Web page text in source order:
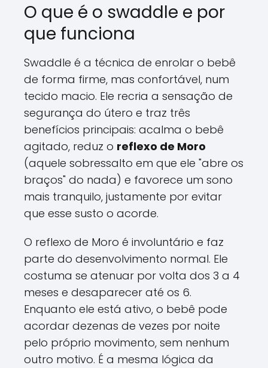
O que é o swaddle e por
que funciona
Swaddle é a técnica de enrolar o bebê
de forma firme, mas confortável, num
tecido macio. Ele recria a sensação de
segurança do útero e traz três
benefícios principais: acalma o bebê
agitado, reduz o reflexo de Moro
(aquele sobressalto em que ele "abre os
braços" do nada) e favorece um sono
mais tranquilo, justamente por evitar
que esse susto o acorde.
O reflexo de Moro é involuntário e faz
parte do desenvolvimento normal. Ele
costuma se atenuar por volta dos 3 a 4
meses e desaparecer até os 6.
Enquanto ele está ativo, o bebê pode
acordar dezenas de vezes por noite
pelo próprio movimento, sem nenhum
outro motivo. É a mesma lógica da